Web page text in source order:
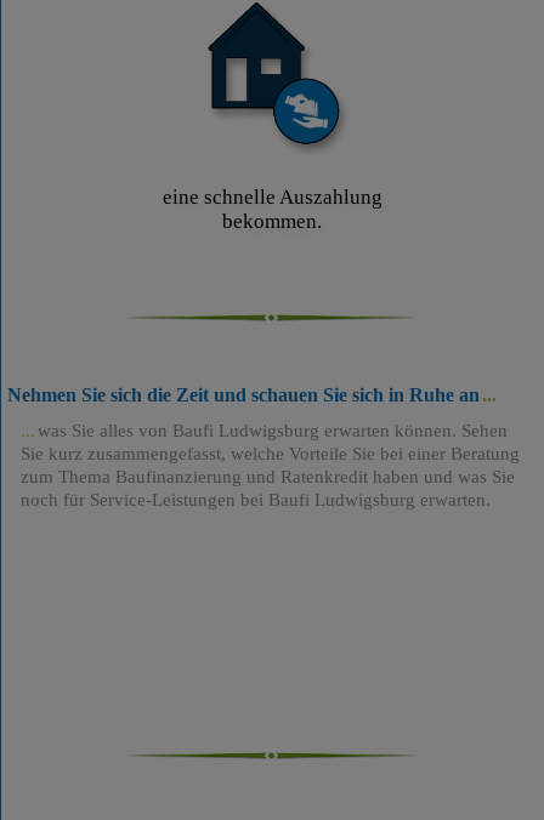
eine schnelle Auszahlung
bekommen.
Nehmen Sie sich die Zeit und schauen Sie sich in Ruhe an
was Sie alles von Baufi Ludwigsburg erwarten können. Sehen
Sie kurz zusammengefasst, welche Vorteile Sie bei einer Beratung
zum Thema Baufinanzierung und Ratenkredit haben und was Sie
noch für Service-Leistungen bei Baufi Ludwigsburg erwarten.